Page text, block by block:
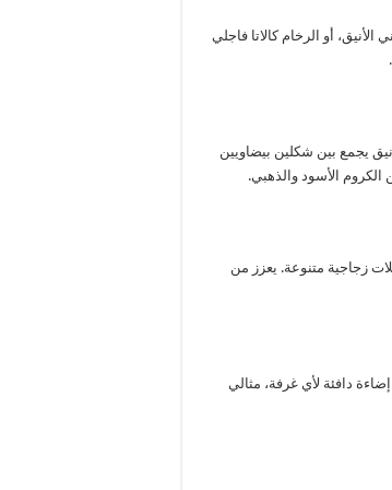
أو الرخام كالاتا فاجلي
يجمع بين شكلين بيضاويين
الأسود والذهبي.
زجاجية متنوعة. يعزز من
دافئة لأي غرفة، مثالي